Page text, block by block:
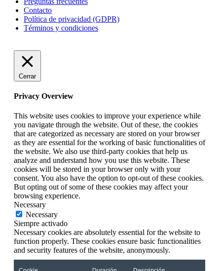
Contacto
Política de privacidad (GDPR)
Términos y condiciones
Cerrar
Privacy Overview
This website uses cookies to improve your experience while
you navigate through the website. Out of these, the cookies
that are categorized as necessary are stored on your browser
as they are essential for the working of basic functionalities of
the website. We also use third-party cookies that help us
analyze and understand how you use this website. These
cookies will be stored in your browser only with your
consent. You also have the option to opt-out of these cookies.
But opting out of some of these cookies may affect your
browsing experience.
Necessary
Necessary
Siempre activado
Necessary cookies are absolutely essential for the website to
function properly. These cookies ensure basic functionalities
and security features of the website, anonymously.